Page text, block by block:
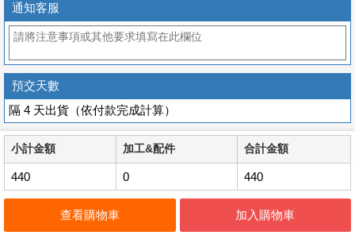
通知客服
預交天數
隔 4 天出貨（依付款完成計算）
小計金額 加工&配件 合計金額
440 0 440
查看購物車 加入購物車